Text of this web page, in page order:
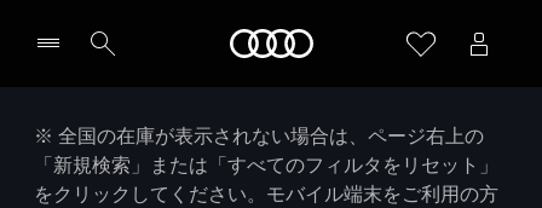
※ 全国の在庫が表示されない場合は、ページ右上の
「新規検索」または「すべてのフィルタをリセット」
をクリックしてください。モバイル端末をご利用の方